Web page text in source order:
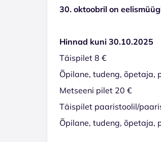
30. oktoobril on
Hinnad kuni 30.10.2025
Täispilet 8 €
Õpilane, tudeng, õpetaja,
Metseeni pilet 20 €
Täispilet paaristoolil/
Õpilane, tudeng,